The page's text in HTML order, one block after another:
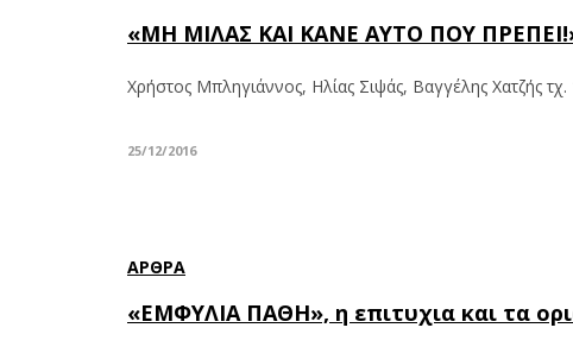
«ΜΗ ΜΙΛΑΣ ΚΑΙ ΚΑΝΕ ΑΥΤΟ ΠΟΥ
Χρήστος Μπληγιάννος, Ηλίας Σιψάς, Βαγγέλης Χατζής
25/12/2016
ΆΡΘΡΑ
«ΕΜΦΥΛΙΑ ΠΑΘΗ», η επιτυχια και τα